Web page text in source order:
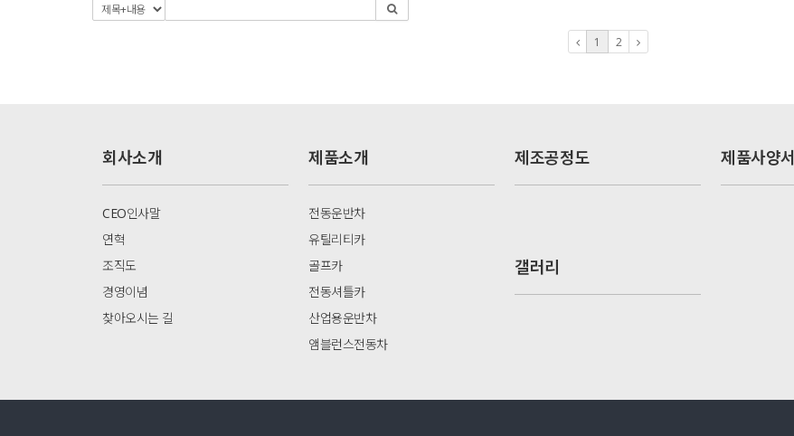
1 2
회사소개
CEO인사말
연혁
조직도
경영이념
찾아오시는 길
제품소개
전동운반차
유틸리티카
골프카
전동셔틀카
산업용운반차
앰블런스전동차
제조공정도 제품사양서
갤러리